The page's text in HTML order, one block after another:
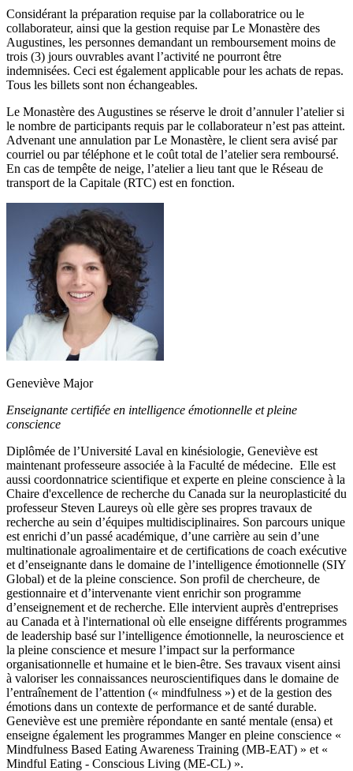
Considérant la préparation requise par la collaboratrice ou le
collaborateur, ainsi que la gestion requise par Le Monastère des
Augustines, les personnes demandant un remboursement moins de
trois (3) jours ouvrables avant l’activité ne pourront être
indemnisées. Ceci est également applicable pour les achats de repas.
Tous les billets sont non échangeables.
Le Monastère des Augustines se réserve le droit d’annuler l’atelier si
le nombre de participants requis par le collaborateur n’est pas atteint.
Advenant une annulation par Le Monastère, le client sera avisé par
courriel ou par téléphone et le coût total de l’atelier sera remboursé.
En cas de tempête de neige, l’atelier a lieu tant que le Réseau de
transport de la Capitale (RTC) est en fonction.
Geneviève Major
Enseignante certifiée en intelligence émotionnelle et pleine
conscience
Diplômée de l’Université Laval en kinésiologie, Geneviève est
maintenant professeure associée à la Faculté de médecine. Elle est
aussi coordonnatrice scientifique et experte en pleine conscience à la
Chaire d'excellence de recherche du Canada sur la neuroplasticité du
professeur Steven Laureys où elle gère ses propres travaux de
recherche au sein d’équipes multidisciplinaires. Son parcours unique
est enrichi d’un passé académique, d’une carrière au sein d’une
multinationale agroalimentaire et de certifications de coach exécutive
et d’enseignante dans le domaine de l’intelligence émotionnelle (SIY
Global) et de la pleine conscience. Son profil de chercheure, de
gestionnaire et d’intervenante vient enrichir son programme
d’enseignement et de recherche. Elle intervient auprès d'entreprises
au Canada et à l'international où elle enseigne différents programmes
de leadership basé sur l’intelligence émotionnelle, la neuroscience et
la pleine conscience et mesure l’impact sur la performance
organisationnelle et humaine et le bien-être. Ses travaux visent ainsi
à valoriser les connaissances neuroscientifiques dans le domaine de
l’entraînement de l’attention (« mindfulness ») et de la gestion des
émotions dans un contexte de performance et de santé durable.
Geneviève est une première répondante en santé mentale (ensa) et
enseigne également les programmes Manger en pleine conscience «
Mindfulness Based Eating Awareness Training (MB-EAT) » et «
Mindful Eating - Conscious Living (ME-CL) ».